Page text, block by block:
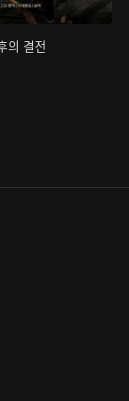
의 결전